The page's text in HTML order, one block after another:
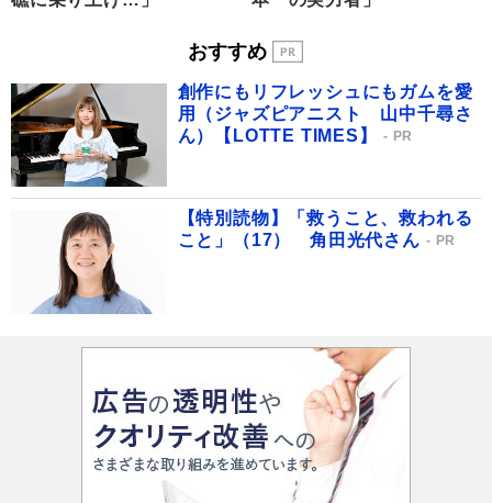
おすすめ
創作にもリフレッシュにもガムを愛
用（ジャズピアニスト 山中千尋さ
ん）【LOTTE TIMES】
PR
【特別読物】「救うこと、救われる
こと」（17） 角田光代さん
PR